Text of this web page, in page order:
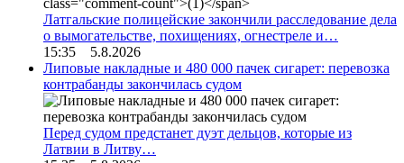
Латгальские полицейские закончили расследование дела
о вымогательстве, похищениях, огнестреле и…
15:35 5.8.2026
Липовые накладные и 480 000 пачек сигарет: перевозка
контрабанды закончилась судом
Перед судом предстанет дуэт дельцов, которые из
Латвии в Литву…